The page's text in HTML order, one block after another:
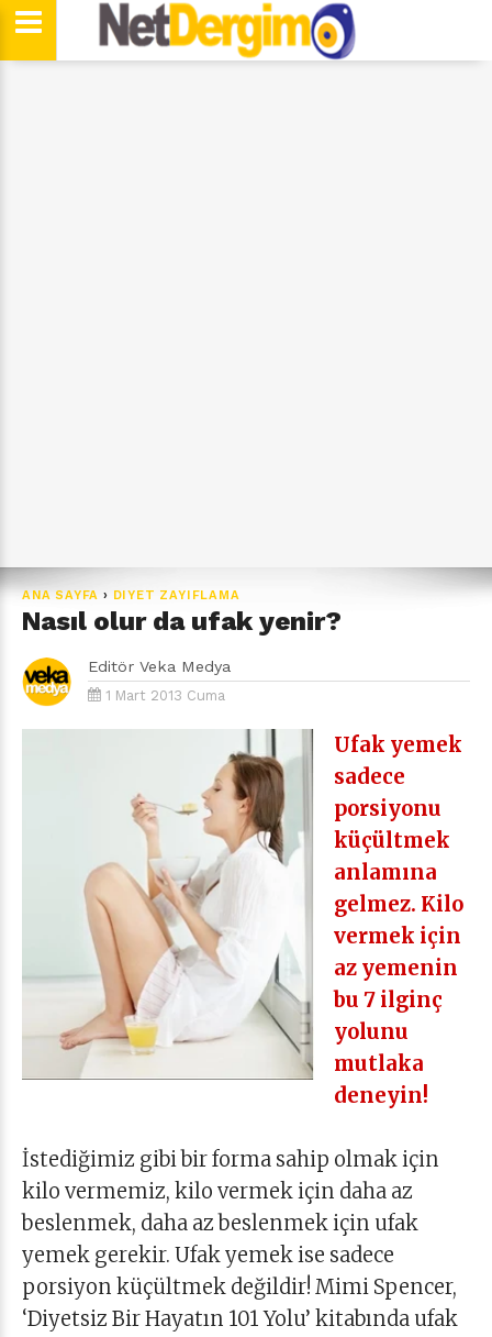
ANA SAYFA › DIYET ZAYIFLAMA
Nasıl olur da ufak yenir?
Editör Veka Medya
1 Mart 2013 Cuma
Ufak yemek
sadece
porsiyonu
küçültmek
anlamına
gelmez. Kilo
vermek için
az yemenin
bu 7 ilginç
yolunu
mutlaka
deneyin!
İstediğimiz gibi bir forma sahip olmak için
kilo vermemiz, kilo vermek için daha az
beslenmek, daha az beslenmek için ufak
yemek gerekir. Ufak yemek ise sadece
porsiyon küçültmek değildir! Mimi Spencer,
‘Diyetsiz Bir Hayatın 101 Yolu’ kitabında ufak